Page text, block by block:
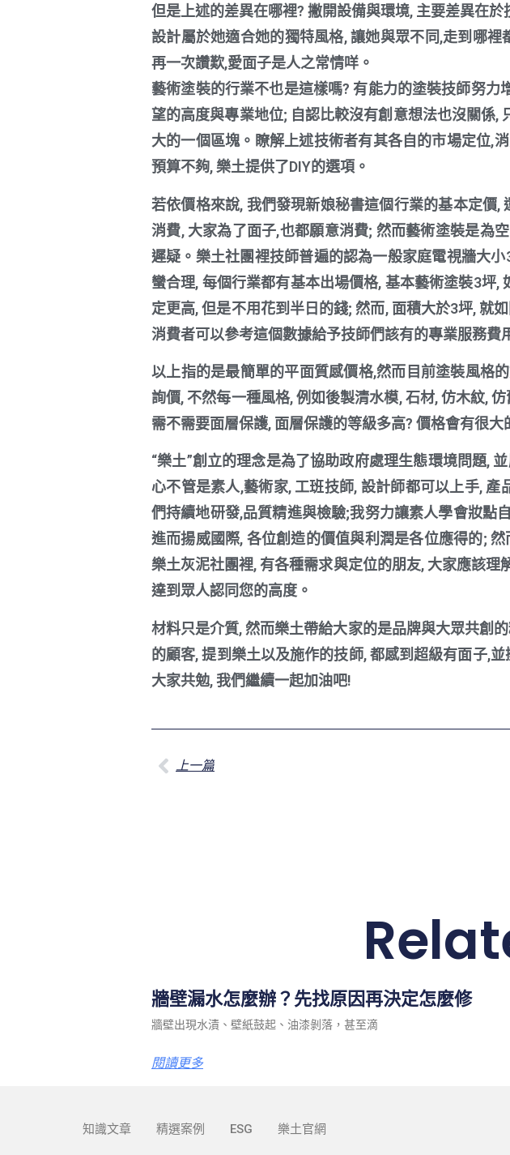
但是上述的差異在哪裡? 撇開設備與環境, 主要差異在
設計屬於她適合她的獨特風格, 讓她與眾不同,走到哪
再一次讚歎,愛面子是人之常情咩。
藝術塗裝的行業不也是這樣嗎? 有能力的塗裝技師努
望的高度與專業地位; 自認比較沒有創意想法也沒關係,
大的一個區塊。瞭解上述技術者有其各自的市場定位,
預算不夠, 樂土提供了DIY的選項。
若依價格來說, 我們發現新娘秘書這個行業的基本定價
消費, 大家為了面子,也都願意消費; 然而藝術塗裝是為
遲疑。樂土社團裡技師普遍的認為一般家庭電視牆大
蠻合理, 每個行業都有基本出場價格, 基本藝術塗裝3坪,
定更高, 但是不用花到半日的錢; 然而, 面積大於3坪, 就
消費者可以參考這個數據給予技師們該有的專業服務費
以上指的是最簡單的平面質感價格,然而目前塗裝風格
詢價, 不然每一種風格, 例如後製清水模, 石材, 仿木紋,
需不需要面層保護, 面層保護的等級多高? 價格會有很
“樂土”創立的理念是為了協助政府處理生態環境問題,
心不管是素人,藝術家, 工班技師, 設計師都可以上手,
們持續地研發,品質精進與檢驗;我努力讓素人學會妝點
進而揚威國際, 各位創造的價值與利潤是各位應得的;
樂土灰泥社團裡, 有各種需求與定位的朋友, 大家應該
達到眾人認同您的高度。
材料只是介質, 然而樂土帶給大家的是品牌與大眾共創
的顧客, 提到樂土以及施作的技師, 都感到超級有面子,
大家共勉, 我們繼續一起加油吧!
上一篇
牆壁漏水怎麼辦？先找原因再決定怎麼修
牆壁出現水漬、壁紙鼓起、油漆剝落，甚至滴
閱讀更多
知識文章 精選案例 ESG 樂土官網